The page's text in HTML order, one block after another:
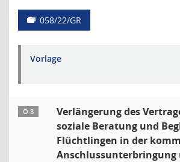
058/22/GR
Vorlage
Ö 8
Verlängerung des
soziale Beratung und
Flüchtlingen in der
Anschlussunterbringung